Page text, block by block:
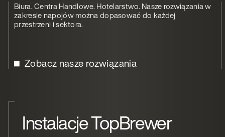
Biura. Centra Handlowe. Hotelarstwo. Nasze rozwiązania w
zakresie napojów można dopasować do każdej
przestrzeni i sektora.
Zobacz nasze rozwiązania
Instalacje TopBrewer